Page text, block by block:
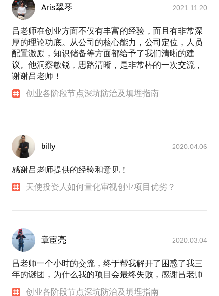
Aris翠琴 2021.11.20
吕老师在创业方面不仅有丰富的经验，而且有非常深
厚的理论功底。从公司的核心能力，公司定位，人员
配置激励，知识储备等方面都给予了我们清晰的建
议。他洞察敏锐，思路清晰，是非常棒的一次交流，
谢谢吕老师！
创业各阶段节点深坑防治及填埋指南
billy 2020.04.06
感谢吕老师提供的经验和意见！
天使投资人如何量化审视创业项目优劣？
章宦亮 2020.03.04
吕老师一个小时的交流，终于帮我解开了困惑了我三
年的谜团，为什么我的项目会最终失败，感谢吕老师
创业各阶段节点深坑防治及填埋指南